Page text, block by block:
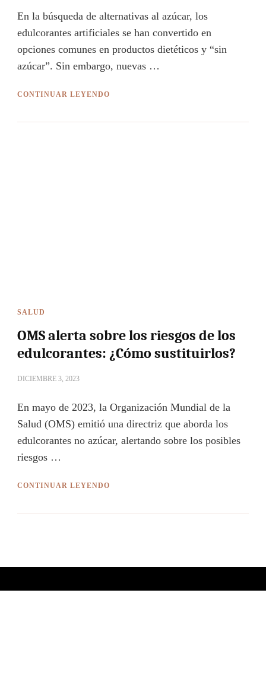
En la búsqueda de alternativas al azúcar, los
edulcorantes artificiales se han convertido en
opciones comunes en productos dietéticos y “sin
azúcar”. Sin embargo, nuevas …
CONTINUAR LEYENDO
SALUD
OMS alerta sobre los riesgos de los
edulcorantes: ¿Cómo sustituirlos?
DICIEMBRE 3, 2023
En mayo de 2023, la Organización Mundial de la
Salud (OMS) emitió una directriz que aborda los
edulcorantes no azúcar, alertando sobre los posibles
riesgos …
CONTINUAR LEYENDO